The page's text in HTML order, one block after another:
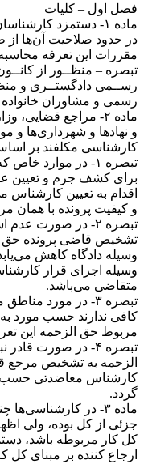
فصل اول – کلیات
ماده ۱- دستمزد
در حدود صلاحیت آن‌ها
مقررات این تعرفه
تبصره – منظــور از
رســمی دادگستــری و
رسمی و مشاوران
ماده ۲- مراجع
و نهاد‌ها و شهرداری‌ها و
کارشناسی مکلفند بر
تبصره ۱- در موارد
برای کشف جرم و تعیین
اقدام به تعیین کارشناس
و کیفیت پرونده با همان
تبصره ۲- در صورت
تشخیص قاضی پرونده حق
وسیله دادگاه کاهش
وسیله اجرای قرار
متقاضی می‌باشد.
تبصره ۳- در مورد
کافی ندارند حسب مورد
مربوط حق الزحمه این
تبصره ۴- در صورت
الزحمه به تشخیص
کارشناس معاضدتی حسب
گردد.
ماده ۳- در
جزئی از کل بوده، ولی
کل کار مربوطه باشد،
ارجاع کننده بر مبنای